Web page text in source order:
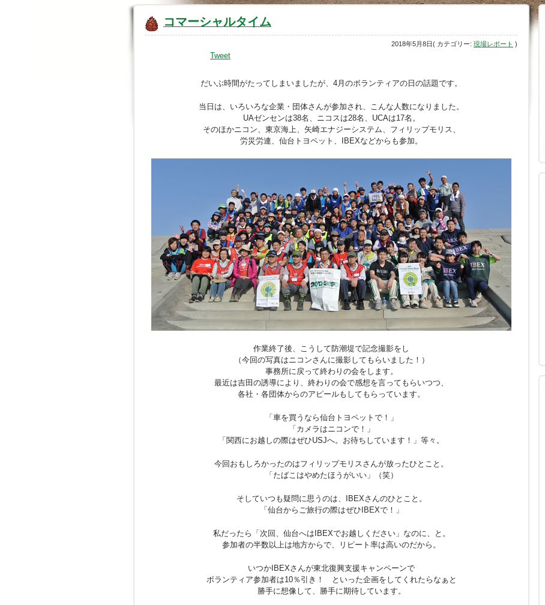
コマーシャルタイム
2018年5月8日( カテゴリー: 現場レポート )
Tweet
だいぶ時間がたってしまいましたが、4月のボランティアの日の話題です。
当日は、いろいろな企業・団体さんが参加され、こんな人数になりました。
UAゼンセンは38名、ニコスは28名、UCAは17名。
そのほかニコン、東京海上、矢崎エナジーシステム、フィリップモリス、
労災労連、仙台トヨペット、IBEXなどからも参加。
作業終了後、こうして防潮堤で記念撮影をし
（今回の写真はニコンさんに撮影してもらいました！）
事務所に戻って終わりの会をします。
最近は吉田の誘導により、終わりの会で感想を言ってもらいつつ、
各社・各団体からのアピールもしてもらっています。
「車を買うなら仙台トヨペットで！」
「カメラはニコンで！」
「関西にお越しの際はぜひUSJへ。お待ちしています！」等々。
今回おもしろかったのはフィリップモリスさんが放ったひとこと。
「たばこはやめたほうがいい」（笑）
そしていつも疑問に思うのは、IBEXさんのひとこと。
「仙台からご旅行の際はぜひIBEXで！」
私だったら「次回、仙台へはIBEXでお越しください」なのに、と。
参加者の半数以上は地方からで、リピート率は高いのだから。
いつかIBEXさんが東北復興支援キャンペーンで
ボランティア参加者は10％引き！ といった企画をしてくれたらなぁと
勝手に想像して、勝手に期待しています。